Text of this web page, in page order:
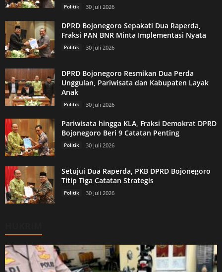
Politik 30 Juli 2026
DPRD Bojonegoro Sepakati Dua Raperda,
Fraksi PAN BNR Minta Implementasi Nyata
Politik 30 Juli 2026
DPRD Bojonegoro Resmikan Dua Perda
Unggulan, Pariwisata dan Kabupaten Layak
Anak
Politik 30 Juli 2026
Pariwisata hingga KLA, Fraksi Demokrat DPRD
Bojonegoro Beri 9 Catatan Penting
Politik 30 Juli 2026
Setujui Dua Raperda, PKB DPRD Bojonegoro
Titip Tiga Catatan Strategis
Politik 30 Juli 2026